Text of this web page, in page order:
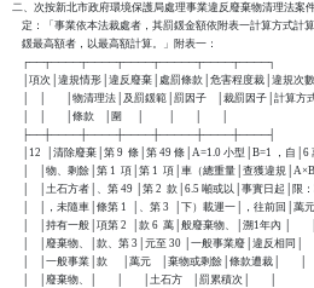
二、次按新北市政府環境保護局處理事業違反廢棄物清理法案
定：「事業依本法裁處者，其罰鍰金額依附表一計算方式計
    鍰最高額者，以最高額計算。」附表一：
    ┌──┬────┬────┬────┬─────┬────┬────┐
│項次│違規情形│違反廢棄│處罰條款│危害程度裁│違規次
│    │        │物清理法│及罰鍰範│罰因子    │裁罰因子│計算方
    │    │        │條款    │圍      │          │        │        │
    ├──┼────┼────┼────┼─────┼────┼────┤
│12  │清除廢棄│第 9  條│第 49 條│A=1.0 小型│B=1 ，自│6
│    │物、剩餘│第 1  項│第 1  項│車（總重量│查獲違規
│    │土石方者│、第 49 │第 2  款│6.5 噸或以│事實日起│限：
│    │，未隨車│條第 1  │、第 3  │下）載運一│，往前回│萬元
    │    │持有一般│項第 2  │款 6  萬│般廢棄物、│溯1年內 │        │
│    │廢棄物、│款、第 3│元至 30 │一般事業廢│違反相同│
    │    │一般事業│款      │萬元    │棄物或剩餘│條款遭裁│        │
    │    │廢棄物、│        │        │土石方    │罰累積次│        │